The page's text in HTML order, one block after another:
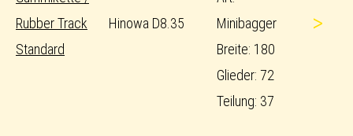
Rubber Track
Standard
Hinowa D8.35
Minibagger
Breite: 180
Glieder: 72
Teilung: 37
>